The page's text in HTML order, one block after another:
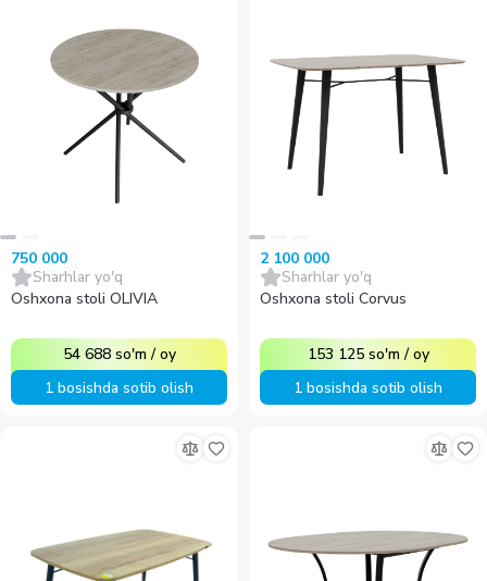
750 000
Sharhlar yo'q
Oshxona stoli OLIVIA
54 688 so'm /oy
1 bosishda sotib olish
2 100 000
Sharhlar yo'q
Oshxona stoli Corvus
153 125 so'm /oy
1 bosishda sotib olish